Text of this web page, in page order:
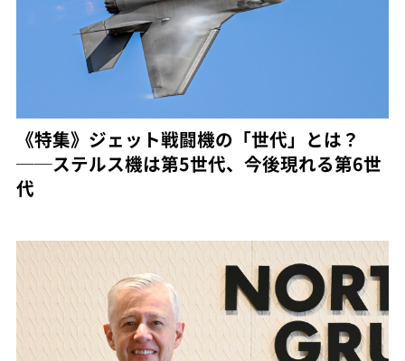
《特集》ジェット戦闘機の「世代」とは？
──ステルス機は第5世代、今後現れる第6世
代